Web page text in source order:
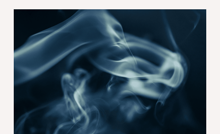
1_Hero_Oil&Gas